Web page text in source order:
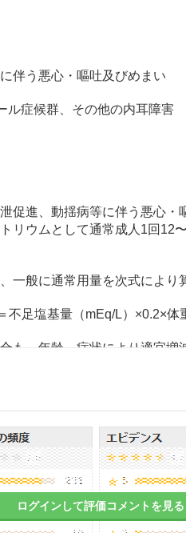
伴う悪心・嘔吐及びめまい
ル症候群、その他の内耳障害
促進、動揺病等に伴う悪心・
リウムとして通常成人1回12
一般に通常用量を次式により
不足塩基量（mEq/L）×0.2×体
も、年齢、症状により適宜増
酸ガスを十分排除する必要が
うこと
［炭酸ガスが蓄積し、細胞内ア
ログインして評価コメントを見る